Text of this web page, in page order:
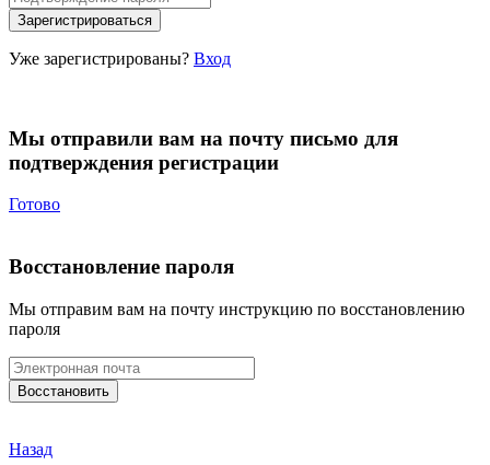
Уже зарегистрированы? Вход
Мы отправили вам на почту письмо для
подтверждения регистрации
Готово
Восстановление пароля
Мы отправим вам на почту инструкцию по восстановлению
пароля
Назад